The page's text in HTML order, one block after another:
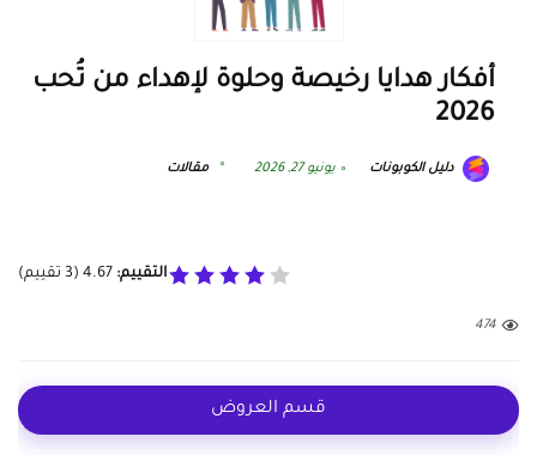
أفكار هدايا رخيصة وحلوة لإهداء من تُحب
2026
دليل الكوبونات يونيو 27, 2026 مقالات
التقييم: 4.67
(
3 تقييم)
474
قسم العروض